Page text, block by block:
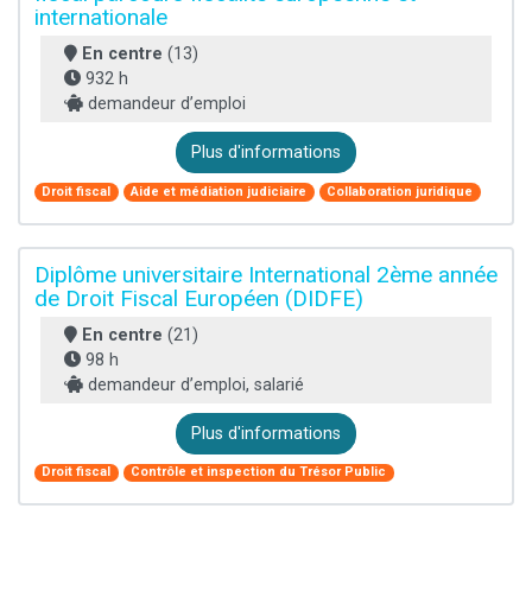
internationale
En centre (13)
932 h
demandeur d’emploi
Plus d'informations
Droit fiscal Aide et médiation judiciaire Collaboration juridique
Diplôme universitaire International 2ème année
de Droit Fiscal Européen (DIDFE)
En centre (21)
98 h
demandeur d’emploi, salarié
Plus d'informations
Droit fiscal Contrôle et inspection du Trésor Public